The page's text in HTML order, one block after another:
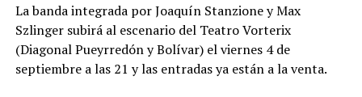
aniversario con una noche de folklore que combina
música, danza y tradición. La propuesta incluye una
fiesta de pañuelos en la que se comparten recuerdos,
abrazos y el sentimiento por las danzas nativas. Entrada
La banda integrada por Joaquín Stanzione y Max
Szlinger subirá al escenario del Teatro Vorterix
(Diagonal Pueyrredón y Bolívar) el viernes 4 de
septiembre a las 21 y las entradas ya están a la venta.